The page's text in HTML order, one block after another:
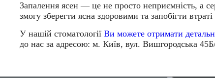
Запалення ясен — це не просто неприємність, а
змогу зберегти ясна здоровими та запобігти
У нашій стоматології Ви можете отримати
до нас за адресою: м. Київ, вул. Вишгородська